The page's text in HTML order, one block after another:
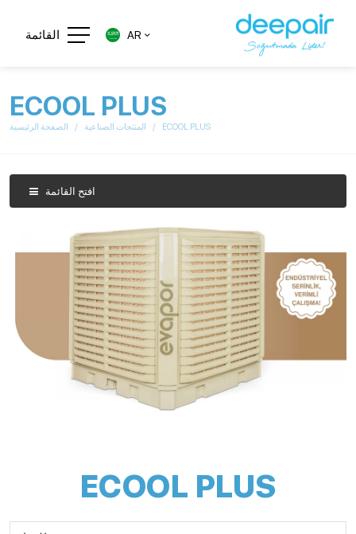
القائمة AR
ECOOL PLUS
الصفحة الرئيسية المنتجات الصناعية ECOOL PLUS
افتح القائمة
ECOOL PLUS